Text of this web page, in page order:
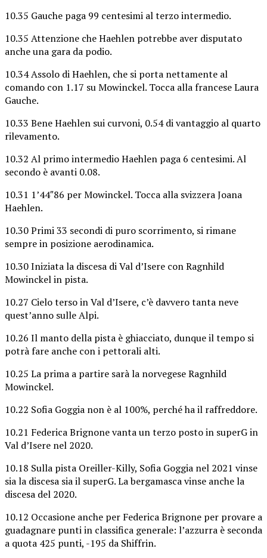
10.35 Gauche paga 99 centesimi al terzo intermedio.
10.35 Attenzione che Haehlen potrebbe aver disputato
anche una gara da podio.
10.34 Assolo di Haehlen, che si porta nettamente al
comando con 1.17 su Mowinckel. Tocca alla francese Laura
Gauche.
10.33 Bene Haehlen sui curvoni, 0.54 di vantaggio al quarto
rilevamento.
10.32 Al primo intermedio Haehlen paga 6 centesimi. Al
secondo è avanti 0.08.
10.31 1’44″86 per Mowinckel. Tocca alla svizzera Joana
Haehlen.
10.30 Primi 33 secondi di puro scorrimento, si rimane
sempre in posizione aerodinamica.
10.30 Iniziata la discesa di Val d’Isere con Ragnhild
Mowinckel in pista.
10.27 Cielo terso in Val d’Isere, c’è davvero tanta neve
quest’anno sulle Alpi.
10.26 Il manto della pista è ghiacciato, dunque il tempo si
potrà fare anche con i pettorali alti.
10.25 La prima a partire sarà la norvegese Ragnhild
Mowinckel.
10.22 Sofia Goggia non è al 100%, perché ha il raffreddore.
10.21 Federica Brignone vanta un terzo posto in superG in
Val d’Isere nel 2020.
10.18 Sulla pista Oreiller-Killy, Sofia Goggia nel 2021 vinse
sia la discesa sia il superG. La bergamasca vinse anche la
discesa del 2020.
10.12 Occasione anche per Federica Brignone per provare a
guadagnare punti in classifica generale: l’azzurra è seconda
a quota 425 punti, -195 da Shiffrin.